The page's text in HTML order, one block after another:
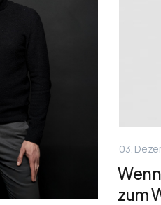
03.
zum